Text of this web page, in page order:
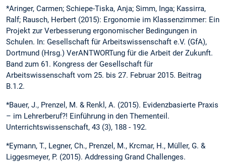
*Aringer, Carmen; Schiepe-Tiska, Anja; Simm, Inga; Kassirra,
Ralf; Rausch, Herbert (2015): Ergonomie im Klassenzimmer: Ein
Projekt zur Verbesserung ergonomischer Bedingungen in
Schulen. In: Gesellschaft für Arbeitswissenschaft e.V. (GfA),
Dortmund (Hrsg.) VerANTWORTung für die Arbeit der Zukunft.
Band zum 61. Kongress der Gesellschaft für
Arbeitswissenschaft vom 25. bis 27. Februar 2015. Beitrag
B.1.2.
*Bauer, J., Prenzel, M. & Renkl, A. (2015). Evidenzbasierte Praxis
– im Lehrerberuf?! Einführung in den Thementeil.
Unterrichtswissenschaft, 43 (3), 188 - 192.
*Eymann, T., Legner, Ch., Prenzel, M., Krcmar, H., Müller, G. &
Liggesmeyer, P. (2015). Addressing Grand Challenges.